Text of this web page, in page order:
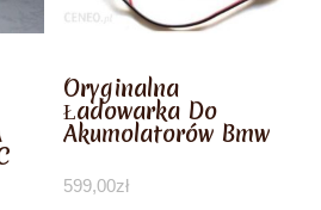
Oryginalna
Ładowarka Do
Akumolatorów Bmw
599,00zł